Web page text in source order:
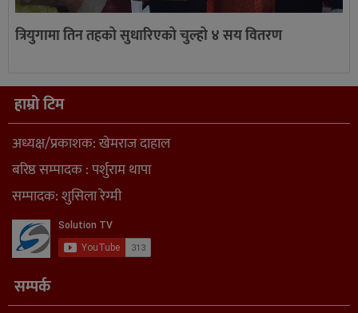
त्रियुगामा तिन तहको सुधारिएको चुल्हो ४ सय वितरण
हाम्रो टिम
अध्यक्ष/प्रकाशक: खेमराज दाहाल
बरिष्ठ सम्पादक : पर्शुराम थापा
सम्पादक: शुसिला रेग्मी
सम्पर्क